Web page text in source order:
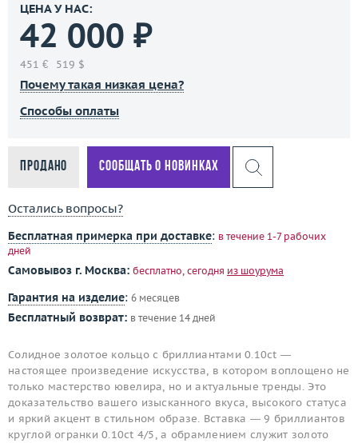
ЦЕНА У НАС:
42 000 ₽
451 € 519 $
Почему такая низкая цена?
Способы оплаты
Продано Сообщать о новинках
Остались вопросы?
Бесплатная примерка при доставке: в течение 1-7 рабочих
дней
Самовывоз г. Москва: бесплатно, сегодня из шоурума
Гарантия на изделие: 6 месяцев
Бесплатный возврат: в течение 14 дней
Солидное золотое кольцо с бриллиантами 0.10ct —
настоящее произведение искусства, в котором воплощено не
только мастерство ювелира, но и актуальные тренды. Это
доказательство вашего изысканного вкуса, высокого статуса
и яркий акцент в стильном образе. Вставка — 9 бриллиантов
круглой огранки 0.10ct 4/5, а обрамлением служит золото